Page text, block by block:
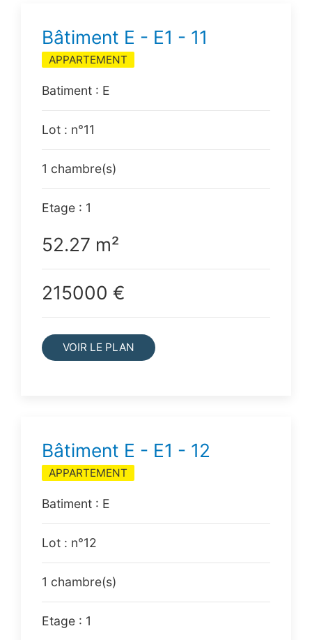
Bâtiment E - E1 - 11
APPARTEMENT
Batiment : E
Lot : n°11
1 chambre(s)
Etage : 1
52.27 m²
215000 €
VOIR LE PLAN
Bâtiment E - E1 - 12
APPARTEMENT
Batiment : E
Lot : n°12
1 chambre(s)
Etage : 1